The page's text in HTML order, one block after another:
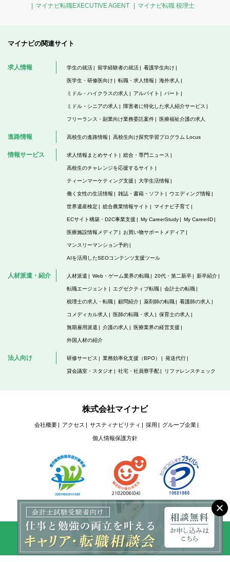
マイナビ転職EXECUTIVE AGENT
マイナビ転職 税理士
マイナビの関連サイト
求人情報 学生の就活 留学経験者の就活 看護学生向け
医学生・研修医向け 転職・求人情報 海外求人
ミドル・ハイクラスの求人 アルバイト パート
ミドル・シニアの求人 障害者に特化した求人紹介サービス
フリーランス・副業向け業務委託案件 医療福祉介護の求人
進路情報 高校生の進路情報 高校生向け探究学習プログラム Locus
情報サービス 求人情報まとめサイト 総合・専門ニュース
高校生のチャレンジを応援するサイト
ティーンマーケティング支援 大学生活情報
働く女性の生活情報 雑誌・書籍・ソフト ウエディング情報
世界遺産検定 総合農業情報サイト マイナビ子育て
ECサイト構築・D2C事業支援 My CareerStudy My CareerID
医療施設情報メディア お買い物サポートメディア
マンスリーマンション予約
AIを活用したSEOコンテンツ支援ツール
人材派遣・紹介 人材派遣 Web・ゲーム業界の転職 20代・第二新卒 新卒紹介
転職エージェント エグゼクティブ転職 会計士の転職
税理士の求人・転職 顧問紹介 薬剤師の転職 看護師の求人
コメディカル求人 医師の転職・求人 保育士の求人
無期雇用派遣 介護の求人 医療業界の経営支援
外国人材の紹介
法人向け 研修サービス 業務効率化支援（BPO） 発送代行
貸会議室・スタジオ 社宅・社員寮手配 リファレンスチェック
株式会社マイナビ
会社概要 アクセス サスティナビリティ 採用 グループ企業
個人情報保護方針
Copyright @ Mynavi Corporation